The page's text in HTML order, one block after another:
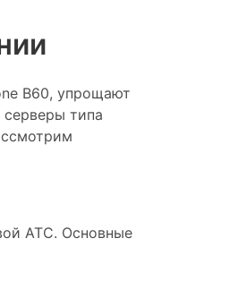
B60, упрощают
серверы типа
АТС. Основные